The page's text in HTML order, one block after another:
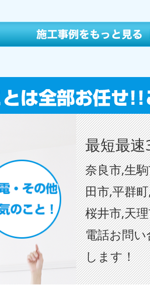
最短最
奈良市,生
田市,平群
桜井市,天
電話お問
します！